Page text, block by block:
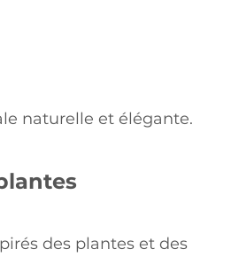
naturelle et élégante.
des plantes et des